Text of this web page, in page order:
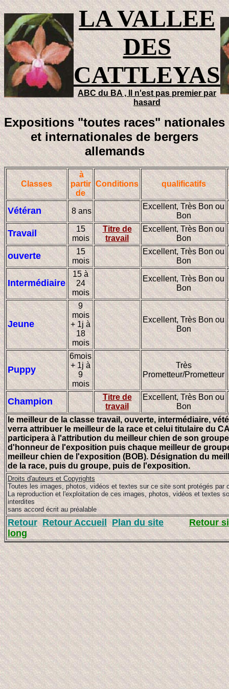
LA VALLEE
DES
CATTLEYAS
ABC du BA , Il n'est pas premier par
hasard
Expositions "toutes races" nationales
et internationales de bergers
allemands
Classes
à
partir
de
Conditions qualificatifs
Vétéran 8 ans
Excellent, Très Bon ou
Bon
Travail
15
mois
Titre de
travail
Excellent, Très Bon ou
Bon
ouverte
15
mois
Excellent, Très Bon ou
Bon
Intermédiaire
15 à
24
mois
Excellent, Très Bon ou
Bon
Jeune
9
mois
+ 1j à
18
mois
Excellent, Très Bon ou
Bon
Puppy
6mois
+ 1j à
9
mois
Très
Prometteur/Prometteur
Champion
Titre de
travail
Excellent, Très Bon ou
Bon
le meilleur de la classe travail, ouverte, intermédiaire,
verra attribuer le meilleur de la race et celui titulaire du
participera à l'attribution du meilleur chien de son
d'honneur de l'exposition puis chaque meilleur de
meilleur chien de l'exposition (BOB). Désignation du
de la race, puis du groupe, puis de l'exposition.
Droits d'auteurs et Copyrights
Toutes les images, photos, vidéos et textes sur ce site sont protégés par
La reproduction et l'exploitation de ces images, photos, vidéos et textes
interdites
sans accord écrit au préalable
Retour Retour Accueil Plan du site
Retour
long